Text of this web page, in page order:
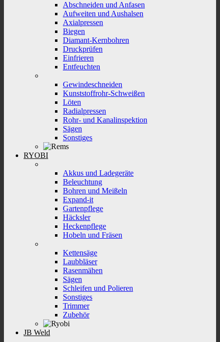
Abschneiden und Anfasen
Aufweiten und Aushalsen
Axialpressen
Biegen
Diamant-Kernbohren
Druckprüfen
Einfrieren
Entfeuchten
Gewindeschneiden
Kunststoffrohr-Schweißen
Löten
Radialpressen
Rohr- und Kanalinspektion
Sägen
Sonstiges
RYOBI
Akkus und Ladegeräte
Beleuchtung
Bohren und Meißeln
Expand-it
Gartenpflege
Häcksler
Heckenpflege
Hobeln und Fräsen
Kettensäge
Laubbläser
Rasenmähen
Sägen
Schleifen und Polieren
Sonstiges
Trimmer
Zubehör
JB Weld